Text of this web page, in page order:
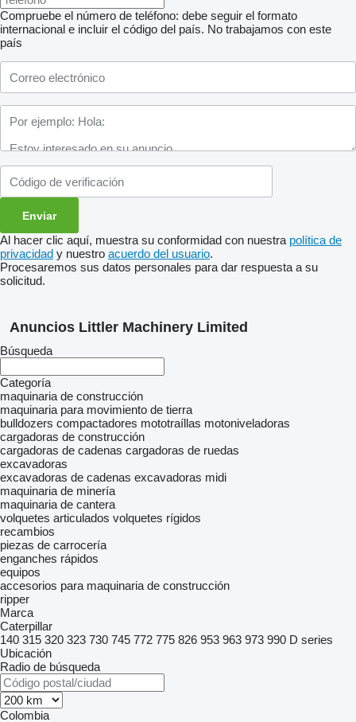
Compruebe el número de teléfono: debe seguir el formato
internacional e incluir el código del país. No trabajamos con este
país
Al hacer clic aquí, muestra su conformidad con nuestra política de
privacidad y nuestro acuerdo del usuario.
Procesaremos sus datos personales para dar respuesta a su
solicitud.
Anuncios Littler Machinery Limited
Búsqueda
Categoría
maquinaria de construcción
maquinaria para movimiento de tierra
bulldozers compactadores mototraíllas motoniveladoras
cargadoras de construcción
cargadoras de cadenas cargadoras de ruedas
excavadoras
excavadoras de cadenas excavadoras midi
maquinaria de minería
maquinaria de cantera
volquetes articulados volquetes rígidos
recambios
piezas de carrocería
enganches rápidos
equipos
accesorios para maquinaria de construcción
ripper
Marca
Caterpillar
140 315 320 323 730 745 772 775 826 953 963 973 990 D series
Ubicación
Radio de búsqueda
Colombia